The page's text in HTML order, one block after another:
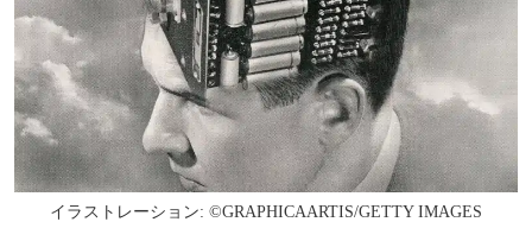
イラストレーション: ©GRAPHICAARTIS/GETTY IMAGES